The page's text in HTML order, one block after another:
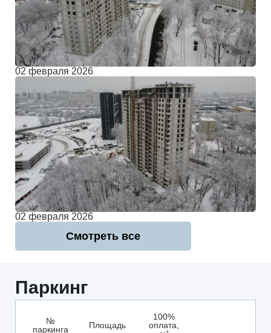
02 февраля 2026
02 февраля 2026
Смотреть все
Паркинг
№
паркинга
Площадь
100%
оплата,